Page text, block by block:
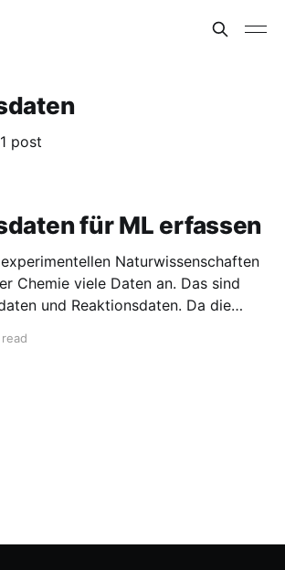
post
für ML erfassen
Naturwissenschaften
Chemie viele Daten an. Das sind
und Reaktionsdaten. Da die